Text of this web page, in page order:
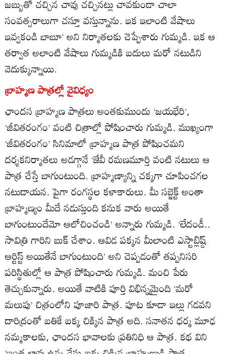
సంవత్సరాలుగా చస్తూ వస్తున్నాను. ఇక ఇలాంటి వేషాలు
ఇవ్వకండి బాబూ’ అని నిర్మాతలకు చెప్పేశారు గుమ్మడి. ఇక ఆ
తర్వాత అలాంటి వేషాలు గుమ్మడికి బదులు మరో నటుడిని
వెదుక్కున్నాయి.
బ్రాహ్మణ పాత్రల్లో వైవిధ్యం
ఛాందస బ్రాహ్మణ పాత్రలు అంతకుముందు ‘జయభేరి’,
‘జీవితరంగం’ వంటి చిత్రాల్లో పోషించారు గుమ్మడి. ముఖ్యంగా
‘జీవితరంగం’ సినిమాలో బ్రాహ్మణ పాత్ర పోషించమని
దర్శకనిర్మాతలు అడగ్గానే ‘జేవీ రమణమూర్తి వంటి నటులు ఆ
పాత్ర చేస్తే బాగుంటుంది. బ్రాహ్మణ్యాన్ని చక్కగా చూపించగల
నటుడాయన. పైగా రంగస్థల కళాకారులు. మీ సబ్జెక్ట్‌ అంతా
బ్రాహ్మణ్యం మీదే నడుస్తుంది కనుక వారు అయితే
బాగుంటుందేమో ఆలోచించండి’ అన్నారు గుమ్మడి. ‘లేదండీ..
సావిత్రి గారిని బుక్‌ చేశాం. ఆవిడ పక్కన మీలాంటి ఎస్టాబ్లిష్డ్‌
ఆర్టిస్ట్‌ అయితేనే బాగుంటుంది’ అని చెప్పడంతో తప్పనిసరి
పరిస్థితుల్లో ఆ పాత్ర పోషించారు గుమ్మడి. మంచి పేరు
తెచ్చుకున్నారు. అయితే వాటికి పూర్తి విభిన్నమైంది ‘మరో
మలుపు’ చిత్రంలోని పూజారి పాత్ర. పూట కూడా ఇల్లు గడవని
దారిద్రంతో బతికే బక్క చిక్కిన పాత్ర అది. సనాతన ధర్మ మూఢ
నమ్మకాలకు, ఛాందస భావాలకు ప్రతినిధి ఆ పాత్ర. కథ విని